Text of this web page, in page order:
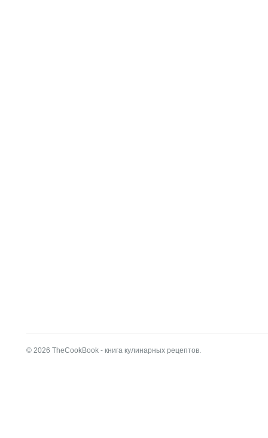
© 2026 TheCookBook - книга кулинарных рецептов.